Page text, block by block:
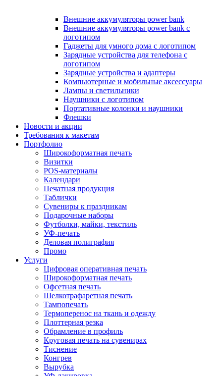
Внешние аккумуляторы power bank
Внешние аккумуляторы power bank с
логотипом
Гаджеты для умного дома с логотипом
Зарядные устройства для телефона с
логотипом
Зарядные устройства и адаптеры
Компьютерные и мобильные аксессуары
Лампы и светильники
Наушники с логотипом
Портативные колонки и наушники
Флешки
Новости и акции
Требования к макетам
Портфолио
Широкоформатная печать
Визитки
POS-материалы
Календари
Печатная продукция
Таблички
Сувениры к праздникам
Подарочные наборы
Футболки, майки, текстиль
УФ-печать
Деловая полиграфия
Промо
Услуги
Цифровая оперативная печать
Широкоформатная печать
Офсетная печать
Шелкотрафаретная печать
Тампопечать
Термоперенос на ткань и одежду
Плоттерная резка
Обрамление в профиль
Круговая печать на сувенирах
Тиснение
Конгрев
Вырубка